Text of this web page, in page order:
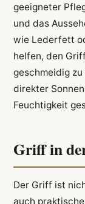
geeigneter
und das
wie Lederfett
helfen, den
geschmeidig
direkter
Feuchtigkeit
Griff in
Der Griff ist
auch